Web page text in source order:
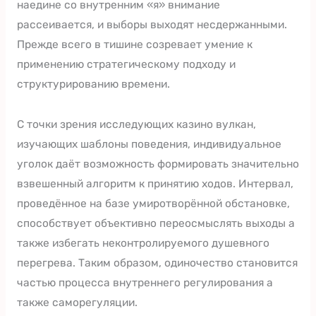
наедине со внутренним «я» внимание
рассеивается, и выборы выходят несдержанными.
Прежде всего в тишине созревает умение к
применению стратегическому подходу и
структурированию времени.
С точки зрения исследующих казино вулкан,
изучающих шаблоны поведения, индивидуальное
уголок даёт возможность формировать значительно
взвешенный алгоритм к принятию ходов. Интервал,
проведённое на базе умиротворённой обстановке,
способствует объективно переосмыслять выходы а
также избегать неконтролируемого душевного
перегрева. Таким образом, одиночество становится
частью процесса внутреннего регулирования а
также саморегуляции.